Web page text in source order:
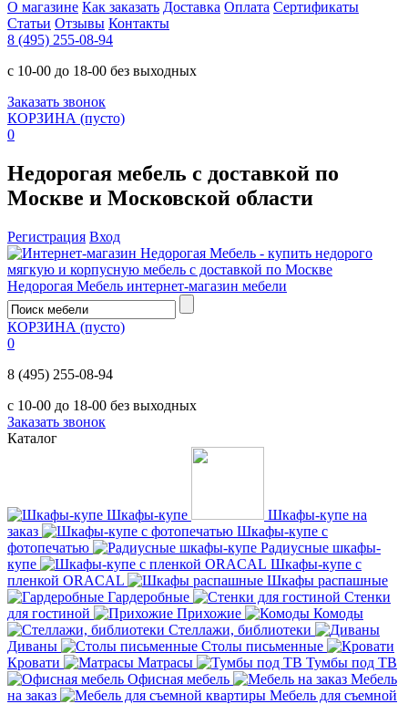
О магазине Как заказать Доставка Оплата Сертификаты
Статьи Отзывы Контакты
8 (495) 255-08-94
с 10-00 до 18-00 без выходных
Заказать звонок
КОРЗИНА (пусто)
0
Недорогая мебель с доставкой по
Москве и Московской области
Регистрация Вход
Недорогая Мебель интернет-магазин мебели
КОРЗИНА (пусто)
0
8 (495) 255-08-94
с 10-00 до 18-00 без выходных
Заказать звонок
Каталог
Шкафы-купе
Шкафы-купе на
заказ
Шкафы-купе с
фотопечатью
Радиусные шкафы-
купе
Шкафы-купе с
пленкой ORACAL
Шкафы распашные
Гардеробные
Стенки
для гостиной
Прихожие
Комоды
Стеллажи, библиотеки
Диваны
Столы письменные
Кровати
Матрасы
Тумбы под ТВ
Офисная мебель
Мебель
на заказ
Мебель для съемной